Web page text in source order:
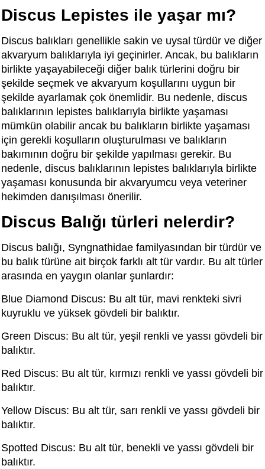
Discus Lepistes ile yaşar mı?
Discus balıkları genellikle sakin ve uysal türdür ve diğer
akvaryum balıklarıyla iyi geçinirler. Ancak, bu balıkların
birlikte yaşayabileceği diğer balık türlerini doğru bir
şekilde seçmek ve akvaryum koşullarını uygun bir
şekilde ayarlamak çok önemlidir. Bu nedenle, discus
balıklarının lepistes balıklarıyla birlikte yaşaması
mümkün olabilir ancak bu balıkların birlikte yaşaması
için gerekli koşulların oluşturulması ve balıkların
bakımının doğru bir şekilde yapılması gerekir. Bu
nedenle, discus balıklarının lepistes balıklarıyla birlikte
yaşaması konusunda bir akvaryumcu veya veteriner
hekimden danışılması önerilir.
Discus Balığı türleri nelerdir?
Discus balığı, Syngnathidae familyasından bir türdür ve
bu balık türüne ait birçok farklı alt tür vardır. Bu alt türler
arasında en yaygın olanlar şunlardır:
Blue Diamond Discus: Bu alt tür, mavi renkteki sivri
kuyruklu ve yüksek gövdeli bir balıktır.
Green Discus: Bu alt tür, yeşil renkli ve yassı gövdeli bir
balıktır.
Red Discus: Bu alt tür, kırmızı renkli ve yassı gövdeli bir
balıktır.
Yellow Discus: Bu alt tür, sarı renkli ve yassı gövdeli bir
balıktır.
Spotted Discus: Bu alt tür, benekli ve yassı gövdeli bir
balıktır.